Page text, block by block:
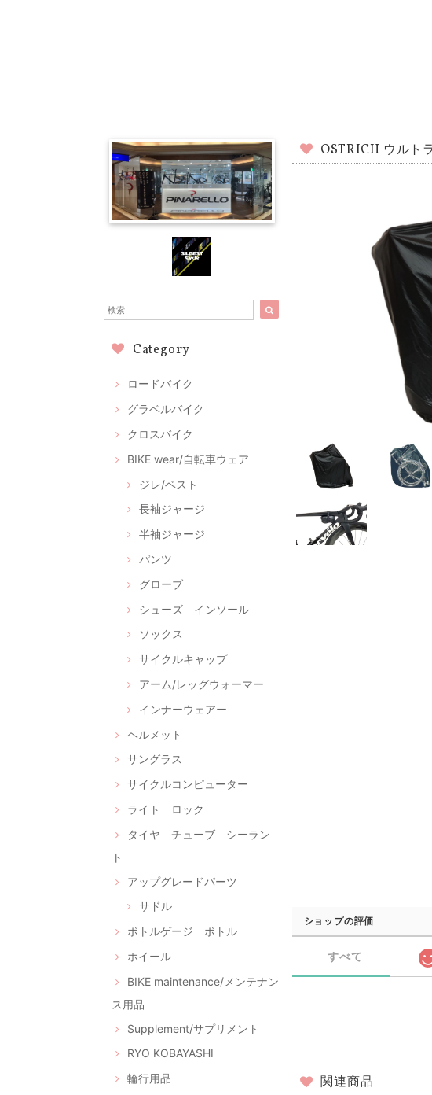
Category
ロードバイク
グラベルバイク
クロスバイク
BIKE wear/自転車ウェア
ジレ/ベスト
長袖ジャージ
半袖ジャージ
パンツ
グローブ
シューズ インソール
ソックス
サイクルキャップ
アーム/レッグウォーマー
インナーウェアー
ヘルメット
サングラス
サイクルコンピューター
ライト ロック
タイヤ チューブ シーラン
ト
アップグレードパーツ
サドル
ボトルゲージ ボトル
ホイール
BIKE maintenance/メンテナン
ス用品
Supplement/サプリメント
RYO KOBAYASHI
輪行用品
OSTRICH ウルト
ショップの評価
すべて
関連商品